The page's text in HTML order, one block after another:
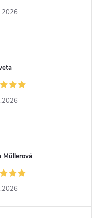
Müllerová